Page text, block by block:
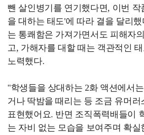
뺀 살인병기를 연기했다면, 이번 작
을 대하는 태도'에 따라 결을 달리
는 통쾌함은 가져가면서도 피해자
고, 가해자를 대할 때는 객관적인
노력했다.
"학생들을 상대하는 2화 액션에서
거나 딱밤을 때리는 등 조금 유머러
표현했어요. 반면 조직폭력배들이
는 자비 없는 모습을 보여주며 확실